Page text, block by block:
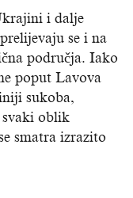
i dalje
se i na
područja. Iako
poput Lavova
sukoba,
oblik
smatra izrazito